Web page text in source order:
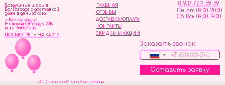
ОТЗЫВЫ
ГЛАВНАЯ
ДОСТАВКА/ОПЛАТА
СКИДКИ И АКЦИИ
КОНТАКТЫ
8-937-722-59-59
Пн-пт 09:00-20:00
Сб-Вск 09:00-19:00
Воздушные шары в
Волгограде с доставкой
даже в день заказа
Заказать звонок
+7
Оставить заявку
г. Волгоград, ул.
Николая Отрады 20Б,
мир Рыболова
ПОСМОТРЕТЬ НА КАРТЕ
ИП Скворцов Игорь Алексеевич